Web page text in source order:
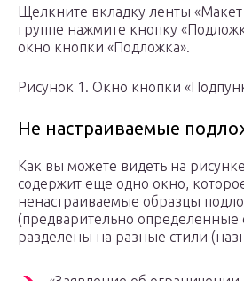
Щелкните вкладку ленты
группе нажмите кнопку
окно кнопки «Подложка».
Рисунок 1. Окно кнопки
Не настраиваемые
Как вы можете видеть на
содержит еще одно окно,
ненастраиваемые образцы
(предварительно определенные
разделены на разные стили